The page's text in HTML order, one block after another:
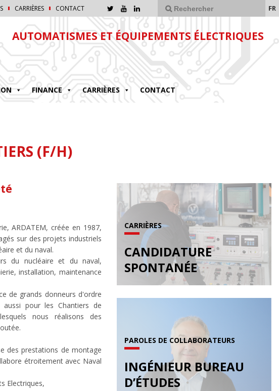
CARRIÈRES CONTACT FR
AUTOMATISMES ET ÉQUIPEMENTS ÉLECTRIQUES
FINANCE CARRIÈRES CONTACT
(F/H)
ARDATEM, créée en 1987,
sur des projets industriels
et du naval.
du nucléaire et du naval,
installation, maintenance
de grands donneurs d'ordre
pour les Chantiers de
nous réalisons des
des prestations de montage
étroitement avec Naval
Electriques,
CARRIÈRES
CANDIDATURE
SPONTANÉE
PAROLES DE COLLABORATEURS
INGÉNIEUR BUREAU
D’ÉTUDES